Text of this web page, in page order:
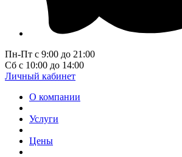
Пн-Пт с 9:00 до 21:00
Сб с 10:00 до 14:00
Личный кабинет
О компании
Услуги
Цены